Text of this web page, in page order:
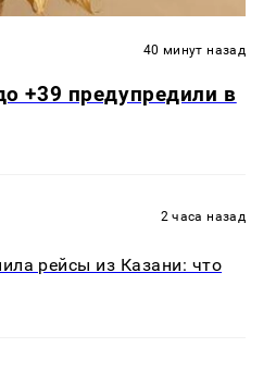
40 минут назад
+39 предупредили в
2 часа назад
рейсы из Казани: что